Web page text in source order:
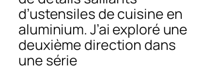
d’ustensiles de cuisine en
aluminium. J’ai exploré une
deuxième direction dans
une série